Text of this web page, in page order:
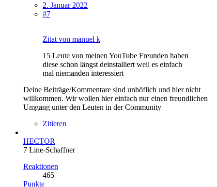
2. Januar 2022
#7
Zitat von manuel k
15 Leute von meinen YouTube Freunden haben
diese schon längst deinstalliert weil es einfach
mal niemanden interessiert
Deine Beiträge/Kommentare sind unhöflich und hier nicht
willkommen. Wir wollen hier einfach nur einen freundlichen
Umgang unter den Leuten in der Community
Zitieren
HECTOR
7 Line-Schaffner
Reaktionen
465
Punkte